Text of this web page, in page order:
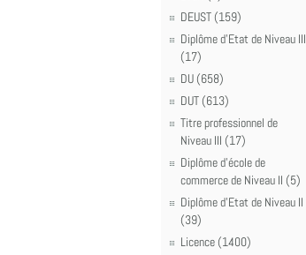
DEUST (159)
Diplôme d'Etat de Niveau III
(17)
DU (658)
DUT (613)
Titre professionnel de
Niveau III (17)
Diplôme d'école de
commerce de Niveau II (5)
Diplôme d'Etat de Niveau II
(39)
Licence (1400)